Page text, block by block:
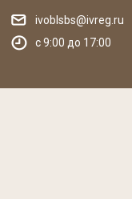
ivoblsbs@ivreg.ru
c 9:00 до 17:00